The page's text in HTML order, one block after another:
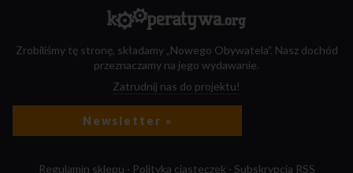
Zrobiliśmy tę stronę, składamy „Nowego Obywatela”. Nasz dochód
przeznaczamy na jego wydawanie.
Zatrudnij nas do projektu!
Newsletter »
Regulamin sklepu · Polityka ciasteczek · Subskrypcja RSS